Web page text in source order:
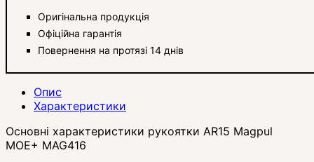
Оригінальна продукція
Офіційна гарантія
Повернення на протязі 14 днів
Опис
Характеристики
Основні характеристики рукоятки AR15 Magpul
MOE+ MAG416